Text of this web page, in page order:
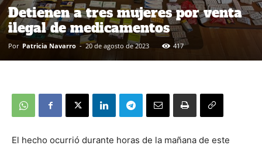
Detienen a tres mujeres por venta
ilegal de medicamentos
Por Patricia Navarro - 20 de agosto de 2023 417
El hecho ocurrió durante horas de la mañana de este